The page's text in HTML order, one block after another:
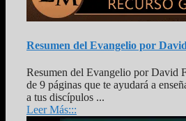
Resumen del Evangelio por
Resumen del Evangelio por David
de 9 páginas que te ayudará a
a tus discípulos ...
Leer Más:::